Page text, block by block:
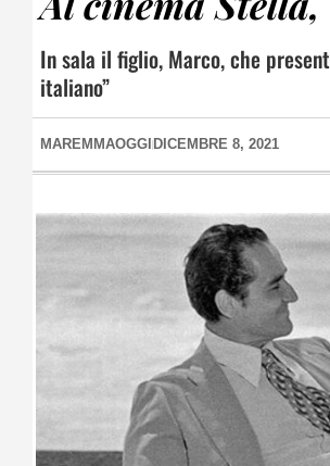
In sala il figlio, Marco, che
italiano”
MAREMMAOGGI DICEMBRE 8, 2021